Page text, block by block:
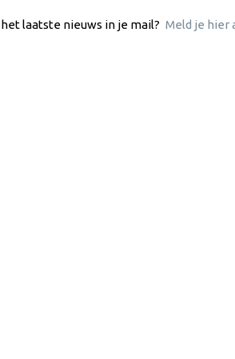
laatste nieuws in je mail? Meld je hier